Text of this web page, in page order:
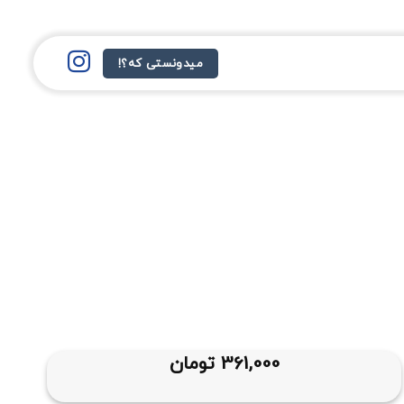
میدونستی که؟!
361,000 تومان